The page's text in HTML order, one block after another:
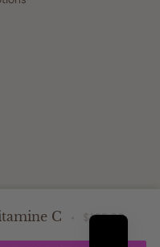
C $102.00